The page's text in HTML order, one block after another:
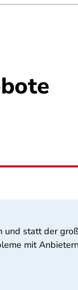
statt der
mit